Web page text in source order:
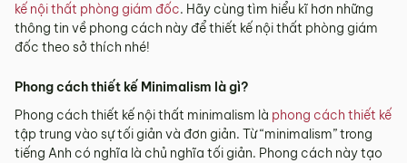
kế nội thất phòng giám đốc. Hãy cùng tìm hiểu kĩ hơn những
thông tin về phong cách này để thiết kế nội thất phòng giám
đốc theo sở thích nhé!
Phong cách thiết kế Minimalism là gì?
Phong cách thiết kế nội thất minimalism là phong cách thiết kế
tập trung vào sự tối giản và đơn giản. Từ “minimalism” trong
tiếng Anh có nghĩa là chủ nghĩa tối giản. Phong cách này tạo